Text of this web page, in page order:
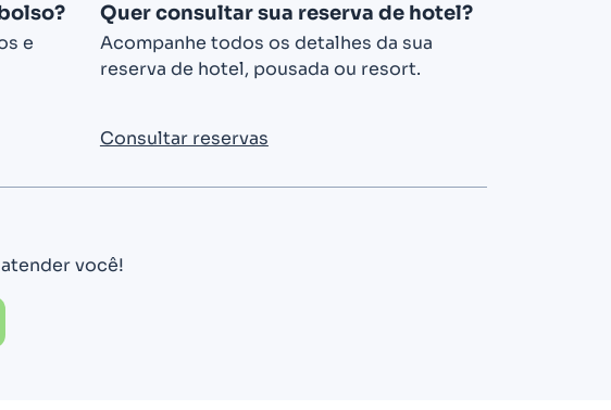
e
Quer consultar sua reserva de hotel?
Acompanhe todos os detalhes da sua
reserva de hotel, pousada ou resort.
Consultar reservas
você!